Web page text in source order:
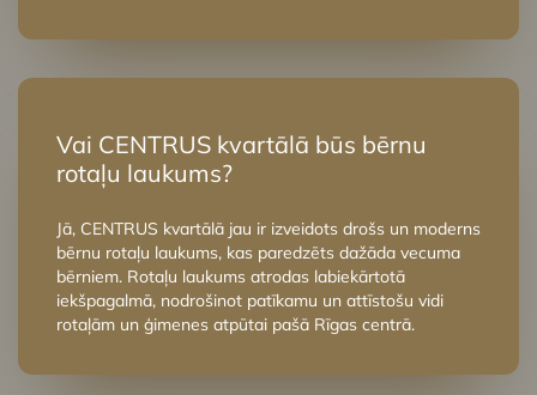
Vai CENTRUS kvartālā būs bērnu
rotaļu laukums?
Jā, CENTRUS kvartālā jau ir izveidots drošs un moderns
bērnu rotaļu laukums, kas paredzēts dažāda vecuma
bērniem. Rotaļu laukums atrodas labiekārtotā
iekšpagalmā, nodrošinot patīkamu un attīstošu vidi
rotaļām un ģimenes atpūtai pašā Rīgas centrā.